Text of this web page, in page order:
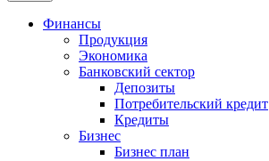
Финансы
Продукция
Экономика
Банковский сектор
Депозиты
Потребительский кредит
Кредиты
Бизнес
Бизнес план